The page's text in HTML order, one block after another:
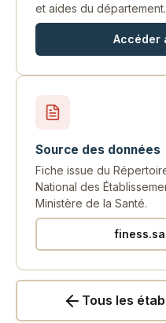
et aides du département.
Accéder
Source des données
Fiche issue du
National des
Ministère de la Santé.
Tous les